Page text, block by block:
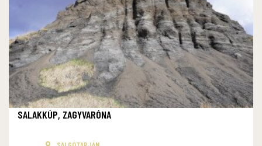
SALAKKÚP, ZAGYVARÓNA